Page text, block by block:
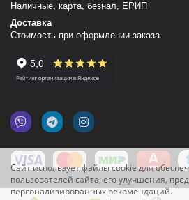
Сайт использует файлы cookie для
пользователей сайта, его улучшения,
персонализированных рекомендаций.
Наличные, карта, безнал, ЕРИП
Доставка
Стоимость при оформлении заказа